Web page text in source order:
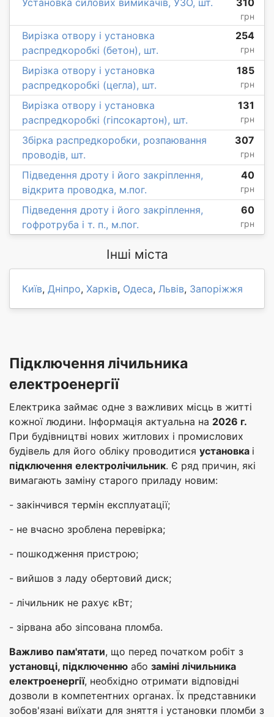
грн
Вирізка отвору і установка
распредкоробкі (бетон), шт.
254
грн
Вирізка отвору і установка
распредкоробкі (цегла), шт.
185
грн
Вирізка отвору і установка
распредкоробкі (гіпсокартон), шт.
131
грн
Збірка распредкоробки, розпаювання
проводів, шт.
307
грн
Підведення дроту і його закріплення,
відкрита проводка, м.пог.
40
грн
Підведення дроту і його закріплення,
гофротруба і т. п., м.пог.
60
грн
Інші міста
Київ, Дніпро, Харків, Одеса, Львів, Запоріжжя
Підключення лічильника
електроенергії
Електрика займає одне з важливих місць в житті
кожної людини. Інформація актуальна на 2026 г.
При будівництві нових житлових і промислових
будівель для його обліку проводитися установка і
підключення електролічильник. Є ряд причин, які
вимагають заміну старого приладу новим:
- закінчився термін експлуатації;
- не вчасно зроблена перевірка;
- пошкодження пристрою;
- вийшов з ладу обертовий диск;
- лічильник не рахує кВт;
- зірвана або зіпсована пломба.
Важливо пам'ятати, що перед початком робіт з
установці, підключенню або заміні лічильника
електроенергії, необхідно отримати відповідні
дозволи в компетентних органах. Їх представники
зобов'язані виїхати для зняття і установки пломби з